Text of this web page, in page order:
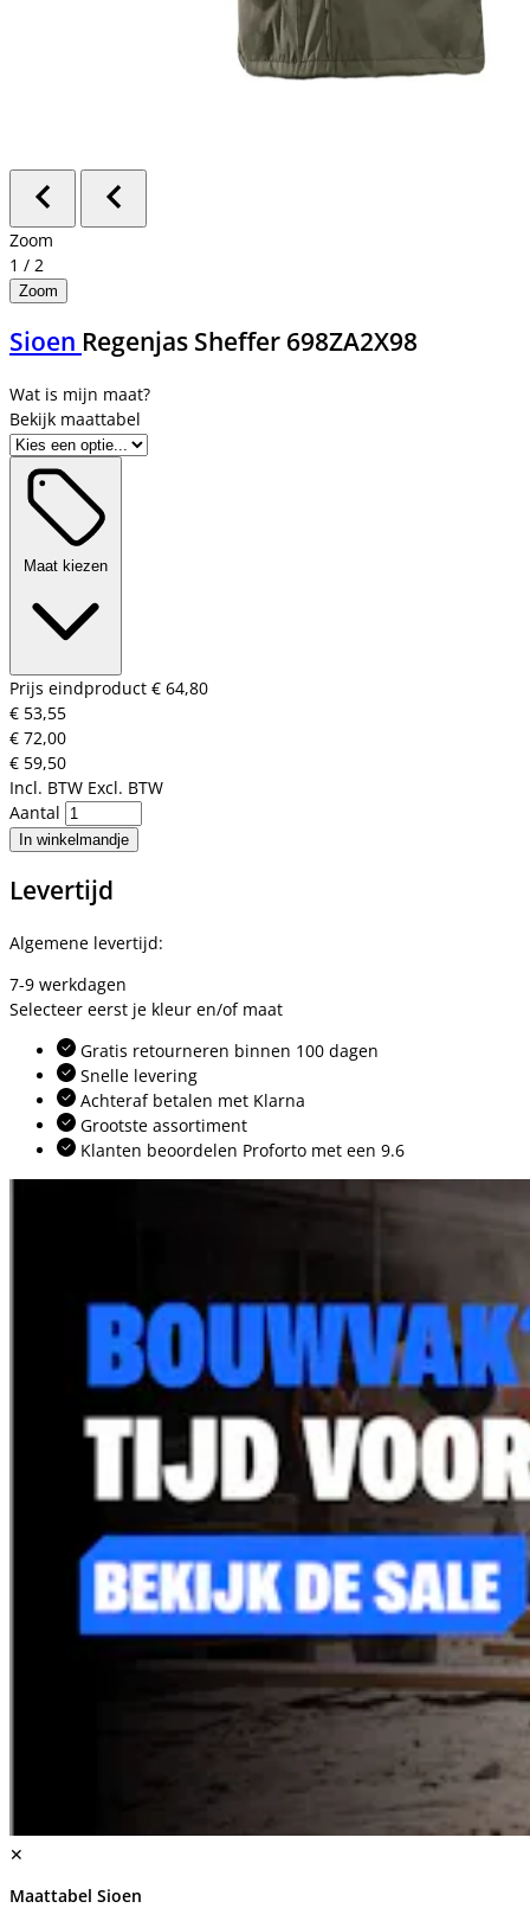
Zoom
1 / 2
Zoom
Sioen Regenjas Sheffer 698ZA2X98
Bekijk maattabel
Maat kiezen
Prijs eindproduct € 64,80
€ 53,55
€ 72,00
€ 59,50
Incl. BTW Excl. BTW
Aantal
In winkelmandje
Levertijd
Algemene levertijd:
7-9 werkdagen
Selecteer eerst je kleur en/of maat
Gratis retourneren binnen 100 dagen
Snelle levering
Achteraf betalen met Klarna
Grootste assortiment
Klanten beoordelen Proforto met een 9.6
✕
Maattabel Sioen